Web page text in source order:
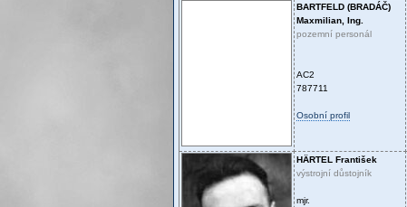
BARTFELD (BRADÁČ)
Maxmilian, Ing.
pozemní personál
AC2
787711
Osobní profil
HÄRTEL František
výstrojní důstojník
mjr.